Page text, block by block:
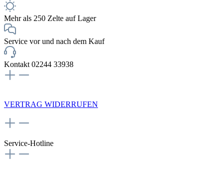
Mehr als 250 Zelte auf Lager
Service vor und nach dem Kauf
Kontakt 02244 33938
VERTRAG WIDERRUFEN
Service-Hotline